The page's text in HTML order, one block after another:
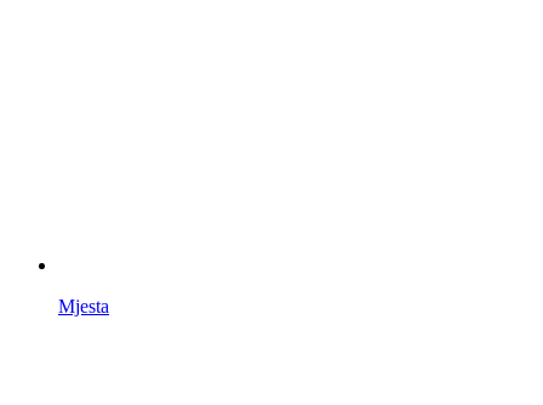
Mjesta